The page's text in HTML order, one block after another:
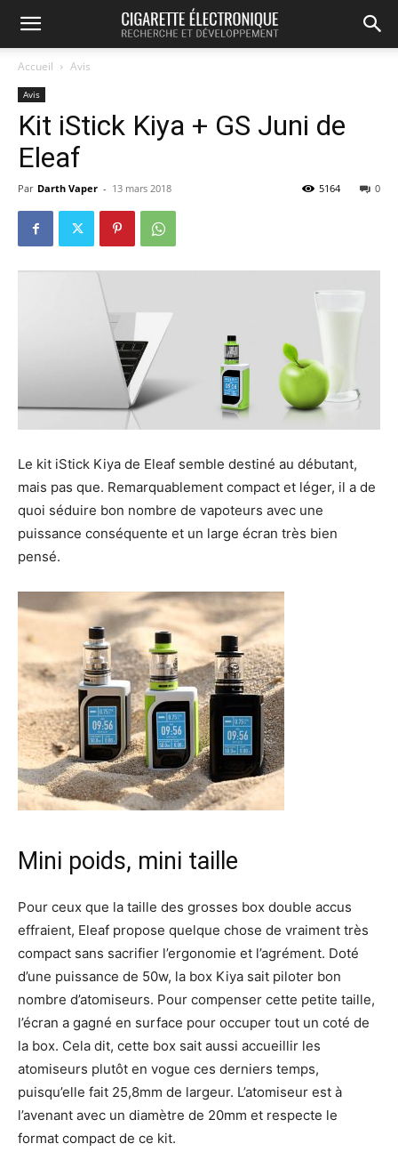
Accueil Avis
Avis
Kit iStick Kiya + GS Juni de
Eleaf
Par Darth Vaper - 13 mars 2018 0
5164
Le kit iStick Kiya de Eleaf semble destiné au débutant,
mais pas que. Remarquablement compact et léger, il a de
quoi séduire bon nombre de vapoteurs avec une
puissance conséquente et un large écran très bien
pensé.
Mini poids, mini taille
Pour ceux que la taille des grosses box double accus
effraient, Eleaf propose quelque chose de vraiment très
compact sans sacrifier l’ergonomie et l’agrément. Doté
d’une puissance de 50w, la box Kiya sait piloter bon
nombre d’atomiseurs. Pour compenser cette petite taille,
l’écran a gagné en surface pour occuper tout un coté de
la box. Cela dit, cette box sait aussi accueillir les
atomiseurs plutôt en vogue ces derniers temps,
puisqu’elle fait 25,8mm de largeur. L’atomiseur est à
l’avenant avec un diamètre de 20mm et respecte le
format compact de ce kit.